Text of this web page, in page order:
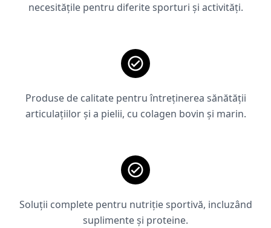
necesitățile pentru diferite sporturi și activități.
Produse de calitate pentru întreținerea sănătății
articulațiilor și a pielii, cu colagen bovin și marin.
Soluții complete pentru nutriție sportivă, incluzând
suplimente și proteine.